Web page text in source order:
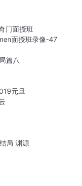
门面授班
面授班录像-47
篇八
元旦
局 渊源